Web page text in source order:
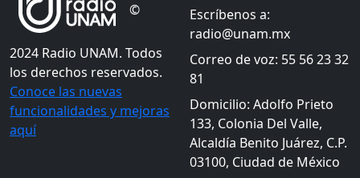
©
2024 Radio UNAM. Todos
los derechos reservados.
Conoce las nuevas
funcionalidades y mejoras
aquí
Escríbenos a:
radio@unam.mx
Correo de voz: 55 56 23 32
81
Domicilio: Adolfo Prieto
133, Colonia Del Valle,
Alcaldía Benito Juárez, C.P.
03100, Ciudad de México